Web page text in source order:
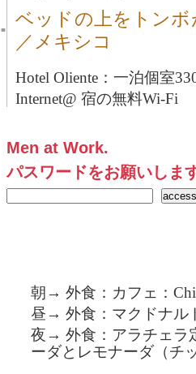
■
ベッドの上をトン
／メキシコ
Hotel Oliente：一泊個室
Internet@ 宿の無料Wi-Fi
Men at Work.
パスワードをお願いしま
朝→ 外食：カフェ：
昼→ 外食：マクドナル
夜→ 外食：アラチェラ
ーダとレモナーダ（チ